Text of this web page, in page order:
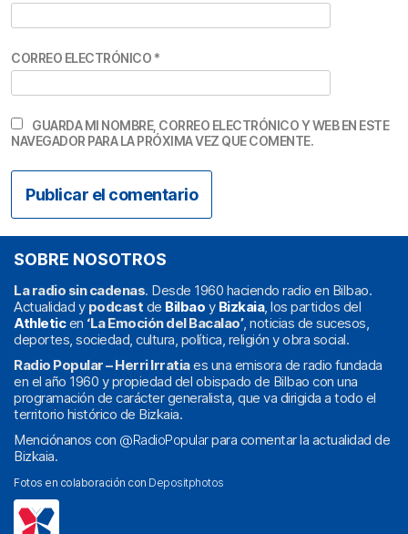
CORREO ELECTRÓNICO *
GUARDA MI NOMBRE, CORREO ELECTRÓNICO Y WEB EN ESTE
NAVEGADOR PARA LA PRÓXIMA VEZ QUE COMENTE.
SOBRE NOSOTROS
La radio sin cadenas. Desde 1960 haciendo radio en Bilbao.
Actualidad y podcast de Bilbao y Bizkaia, los partidos del
Athleticen ‘La Emoción del Bacalao’, noticias de sucesos,
deportes, sociedad, cultura, política, religión y obra social.
Radio Popular – Herri Irratiaes una emisora de radio fundada
en el año 1960 y propiedad del obispado de Bilbao con una
programación de carácter generalista, que va dirigida a todo el
territorio histórico de Bizkaia.
Menciónanos con @RadioPopularpara comentar la actualidad de
Bizkaia.
Fotos en colaboración con Depositphotos